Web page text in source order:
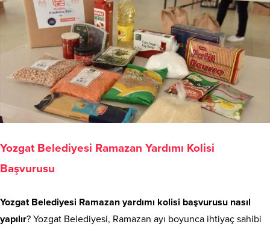
Yozgat Belediyesi Ramazan Yardımı Kolisi
Başvurusu
Yozgat Belediyesi Ramazan yardımı kolisi başvurusu nasıl
yapılır? Yozgat Belediyesi, Ramazan ayı boyunca ihtiyaç sahibi